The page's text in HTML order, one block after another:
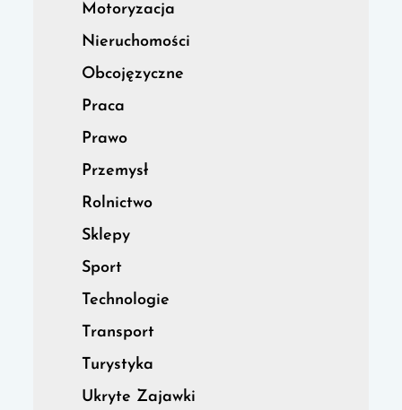
Motoryzacja
Nieruchomości
Obcojęzyczne
Praca
Prawo
Przemysł
Rolnictwo
Sklepy
Sport
Technologie
Transport
Turystyka
Ukryte Zajawki